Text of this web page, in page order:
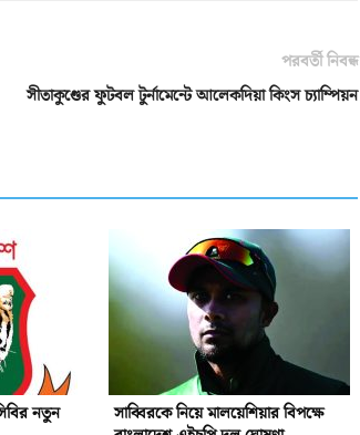
পরবর্তী নিবন্ধ
সীতাকুণ্ডের ফুটবল টুর্নামেন্টে আলেকদিয়া কিংস চ্যাম্পিয়ন
নতুন
সাব্বিরকে নিয়ে মালয়েশিয়ার বিপক্ষে